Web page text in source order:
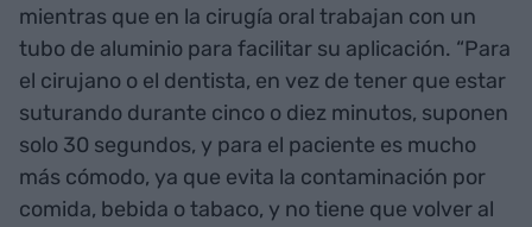
mientras que en la cirugía oral trabajan con un
tubo de aluminio para facilitar su aplicación. “Para
el cirujano o el dentista, en vez de tener que estar
suturando durante cinco o diez minutos, suponen
solo 30 segundos, y para el paciente es mucho
más cómodo, ya que evita la contaminación por
comida, bebida o tabaco, y no tiene que volver al